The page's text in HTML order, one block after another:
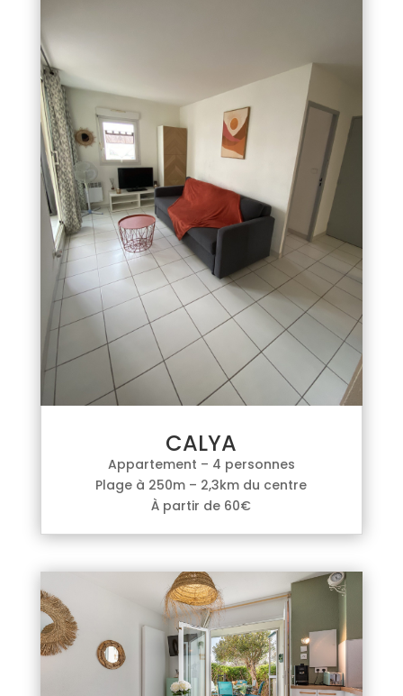
CALYA
Appartement – 4 personnes
Plage à 250m – 2,3km du centre
À partir de 60€